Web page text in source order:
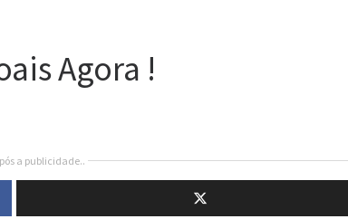
Agora !
a publicidade..